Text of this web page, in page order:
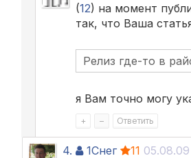
(12) на момент
так, что Ваша
Релиз где-то в
я Вам точно могу
+ – Ответить
4. 1Снег 11 05.08.09